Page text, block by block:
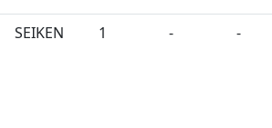
SEIKEN 1 - -